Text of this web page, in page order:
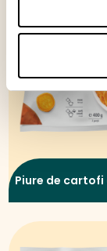
Piure de cartofi